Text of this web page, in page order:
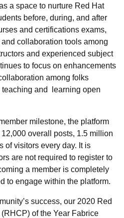
a space to nurture Red Hat
before, during, and after
and certifications exams,
collaboration tools among
and experienced subject
to focus on enhancements
among folks
and learning open
milestone, the platform
overall posts, 1.5 million
of visitors every day. It is
are not required to register to
a member is completely
to engage within the platform.
success, our 2020 Red
of the Year Fabrice